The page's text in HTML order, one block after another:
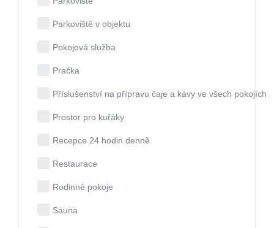
Parkoviště v objektu
Pokojová služba
Pračka
Příslušenství na přípravu čaje a kávy ve všech pokojích
Prostor pro kuřáky
Recepce 24 hodin denně
Restaurace
Rodinné pokoje
Sauna